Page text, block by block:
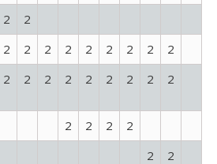
2
2
2 2 2 2 2 2 2 2
2
2 2 2 2 2 2 2 2 2
2 2 2
2
2
2